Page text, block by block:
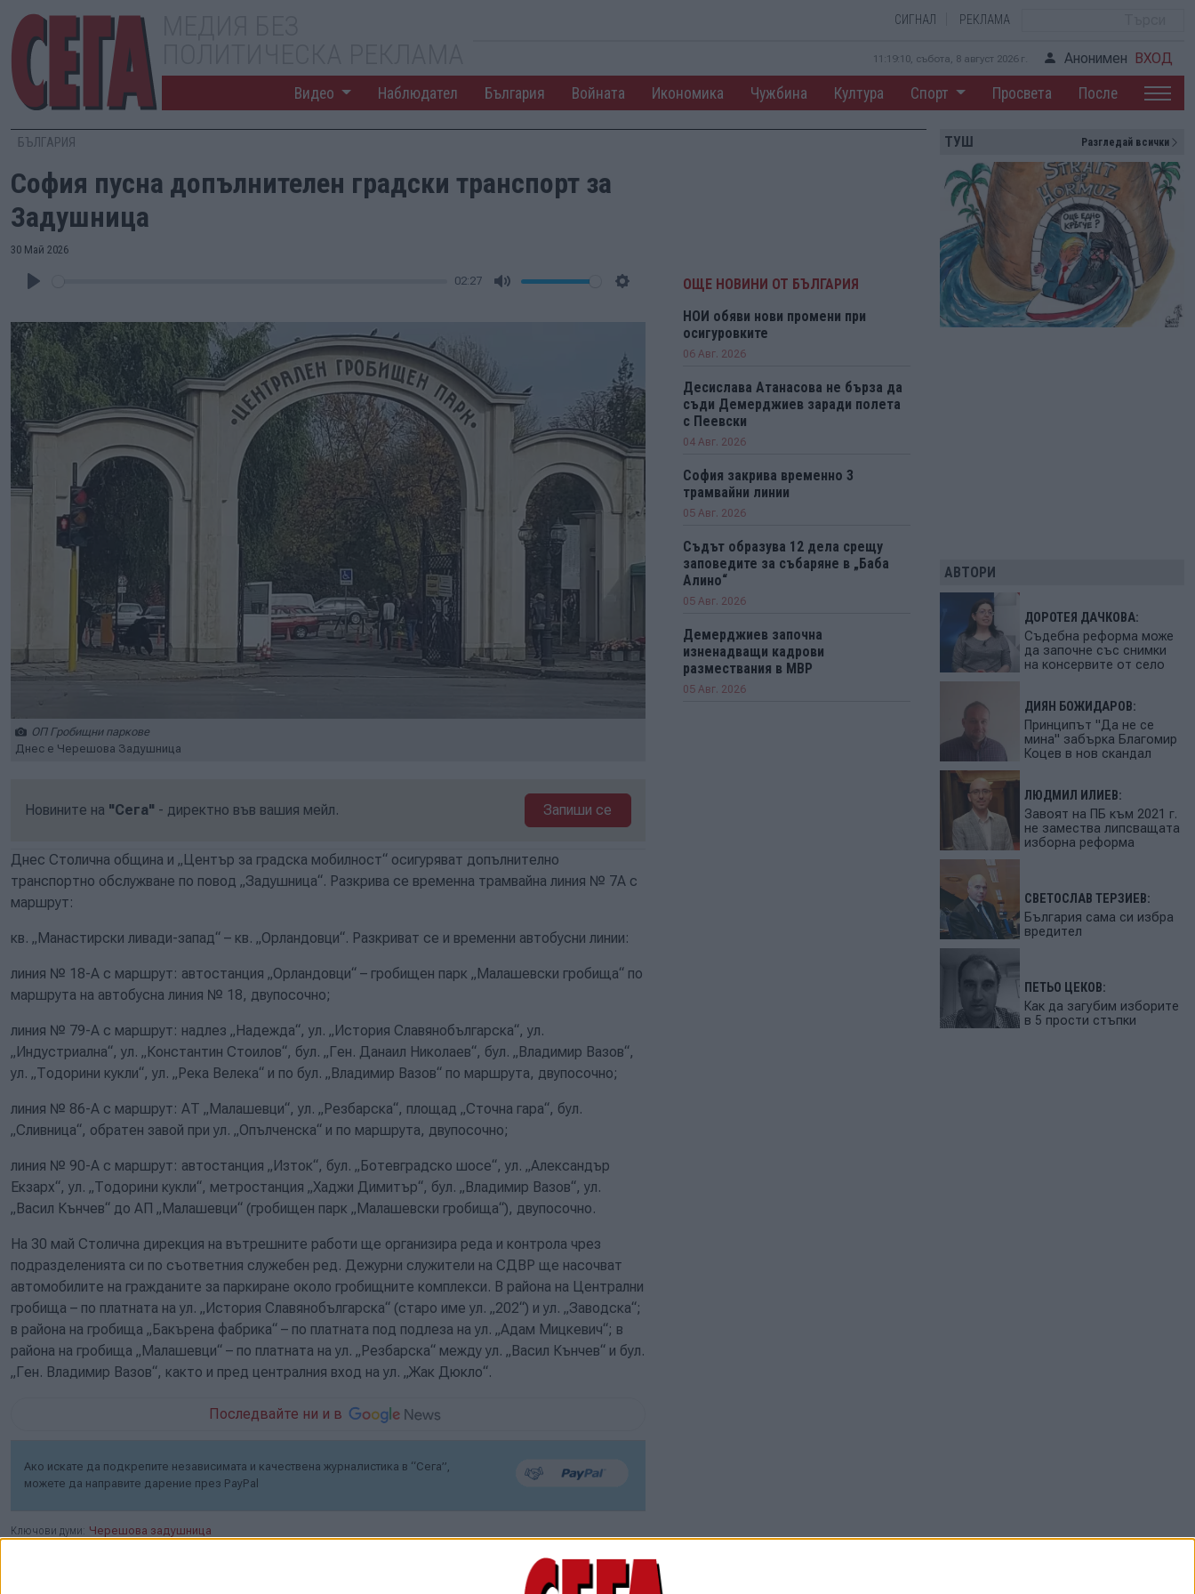
СИГНАЛ РЕКЛАМА
11:19:11, събота, 8 август 2026 г. Анонимен ВХОД
Видео Наблюдател България Войната Икономика Чужбина Култура Спорт Просвета После
БЪЛГАРИЯ
София пусна допълнителен градски транспорт за
Задушница
30 Май 2026
02:27
ОП Гробищни паркове
Днес е Черешова Задушница
Новините на "Сега" - директно във вашия мейл. Запиши се
Днес Столична община и „Център за градска мобилност“ осигуряват допълнително
транспортно обслужване по повод „Задушница“. Разкрива се временна трамвайна линия № 7А с
маршрут:
кв. „Манастирски ливади-запад“ – кв. „Орландовци“. Разкриват се и временни автобусни линии:
линия № 18-А с маршрут: автостанция „Орландовци“ – гробищен парк „Малашевски гробища“ по
маршрута на автобусна линия № 18, двупосочно;
линия № 79-А с маршрут: надлез „Надежда“, ул. „История Славянобългарска“, ул.
„Индустриална“, ул. „Константин Стоилов“, бул. „Ген. Данаил Николаев“, бул. „Владимир Вазов“,
ул. „Тодорини кукли“, ул. „Река Велека“ и по бул. „Владимир Вазов“ по маршрута, двупосочно;
линия № 86-А с маршрут: АТ „Малашевци“, ул. „Резбарска“, площад „Сточна гара“, бул.
„Сливница“, обратен завой при ул. „Опълченска“ и по маршрута, двупосочно;
линия № 90-А с маршрут: автостанция „Изток“, бул. „Ботевградско шосе“, ул. „Александър
Екзарх“, ул. „Тодорини кукли“, метростанция „Хаджи Димитър“, бул. „Владимир Вазов“, ул.
„Васил Кънчев“ до АП „Малашевци“ (гробищен парк „Малашевски гробища“), двупосочно.
На 30 май Столична дирекция на вътрешните работи ще организира реда и контрола чрез
подразделенията си по съответния служебен ред. Дежурни служители на СДВР ще насочват
автомобилите на гражданите за паркиране около гробищните комплекси. В района на Централни
гробища – по платната на ул. „История Славянобългарска“ (старо име ул. „202“) и ул. „Заводска“;
в района на гробища „Бакърена фабрика“ – по платната под подлеза на ул. „Адам Мицкевич“; в
района на гробища „Малашевци“ – по платната на ул. „Резбарска“ между ул. „Васил Кънчев“ и бул.
„Ген. Владимир Вазов“, както и пред централния вход на ул. „Жак Дюкло“.
Последвайте ни и в
Ако искате да подкрепите независимата и качествена журналистика в “Сега”,
можете да направите дарение през PayPal
Ключови думи: Черешова задушница
ОЩЕ НОВИНИ ОТ БЪЛГАРИЯ
НОИ обяви нови промени при
осигуровките
06 Авг. 2026
Десислава Атанасова не бърза да
съди Демерджиев заради полета
с Пеевски
04 Авг. 2026
София закрива временно 3
трамвайни линии
05 Авг. 2026
Съдът образува 12 дела срещу
заповедите за събаряне в „Баба
Алино“
05 Авг. 2026
Демерджиев започна
изненадващи кадрови
размествания в МВР
05 Авг. 2026
ТУШ Разгледай всички
АВТОРИ
ДОРОТЕЯ ДАЧКОВА:
Съдебна реформа може
да започне със снимки
на консервите от село
ДИЯН БОЖИДАРОВ:
Принципът "Да не се
мина" забърка Благомир
Коцев в нов скандал
ЛЮДМИЛ ИЛИЕВ:
Завоят на ПБ към 2021 г.
не замества липсващата
изборна реформа
СВЕТОСЛАВ ТЕРЗИЕВ:
България сама си избра
вредител
ПЕТЬО ЦЕКОВ:
Как да загубим изборите
в 5 прости стъпки